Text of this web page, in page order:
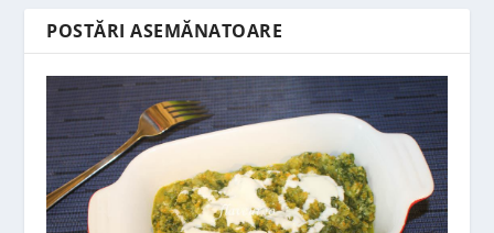
POSTĂRI ASEMĂNATOARE